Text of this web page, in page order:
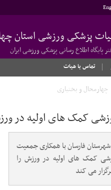
پزشکی ورزشی استان
پایگاه اطلاع رسانی پزشکی ورزشی ایران
تماس با هیات
چهارمحال و بختیاری
کمک های اولیه در
فارسان با همکاری جمعیت
کمک های اولیه در ورزش را
می کند